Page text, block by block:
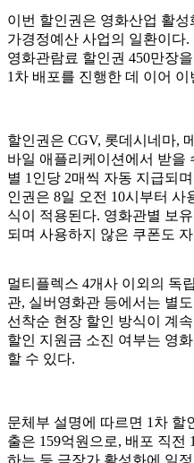
이번 할인권은 영화산업 활
가경정예산 사업의 일환이다
영화관람료 할인권 450만장
1차 배포를 진행한 데 이어
할인권은 CGV, 롯데시네마,
바일 애플리케이션에서 받을
별 1인당 2매씩 자동 지급되
인권은 8일 오전 10시부터
식이 적용된다. 영화관별 보
되며 사용하지 않은 쿠폰도
멀티플렉스 4개사 이외의 독
관, 실버영화관 등에서는 별
선착순 현장 할인 방식이 계
할인 지원금 소진 여부는 영
할 수 있다.
문체부 설명에 따르면 1차 할
출은 159억원으로, 배포 직전